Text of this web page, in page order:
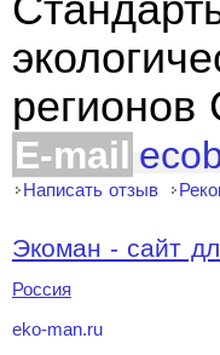
E-mail
Написать отзыв
Экоман - сайт
Россия
eko-man.ru